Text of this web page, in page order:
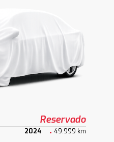
Reservado
2024 49.999 km